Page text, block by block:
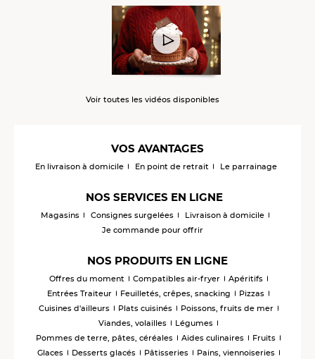
Voir toutes les vidéos disponibles
VOS AVANTAGES
En livraison à domicile En point de retrait Le parrainage
NOS SERVICES EN LIGNE
Magasins Consignes surgelées
Livraison à domicile
Je commande pour offrir
NOS PRODUITS EN LIGNE
Offres du moment Compatibles air-fryer
Apéritifs
Entrées Traiteur
Feuilletés, crêpes, snacking
Pizzas
Cuisines d'ailleurs
Plats cuisinés
Poissons, fruits de mer
Viandes, volailles
Légumes
Pommes de terre, pâtes, céréales
Aides culinaires
Fruits
Glaces
Desserts glacés Pâtisseries
Pains, viennoiseries